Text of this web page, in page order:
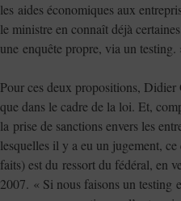
les aides économiques aux
le ministre en connaît déjà
une enquête propre, via un testing.
Pour ces deux propositions,
que dans le cadre de la loi. Et,
la prise de sanctions envers les
lesquelles il y a eu un jugement,
faits) est du ressort du fédéral, en
2007. « Si nous faisons un testing